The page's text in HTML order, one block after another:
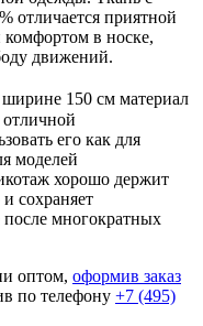
отличается приятной
в носке,
движений.
150 см материал
отличной
его как для
моделей
хорошо держит
сохраняет
многократных
оптом, оформив заказ
по телефону +7 (495)